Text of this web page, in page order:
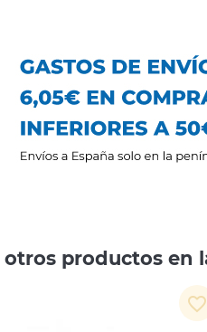
otros productos en
favorite_border